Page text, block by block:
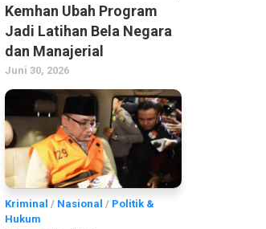
Kemhan Ubah Program
Jadi Latihan Bela Negara
dan Manajerial
Juni 30, 2026
Kriminal / Nasional / Politik &
Hukum